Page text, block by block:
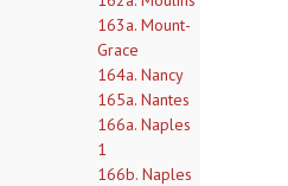
163a. Mount-
Grace
164a. Nancy
165a. Nantes
166a. Naples
1
166b. Naples